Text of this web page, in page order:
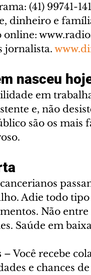
(41) 99741-
dinheiro e
online:
jornalista.
nasceu
em
e, não
são os mais
Adie todo
Não
Saúde em
– Você recebe
e chances